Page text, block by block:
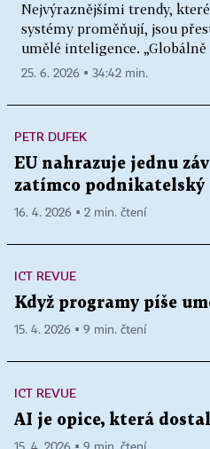
Nejvýraznějšími trendy, které
systémy proměňují, jsou
umělé inteligence.
25. 6. 2026 ▪ 34:42 min.
PETR DUFEK
EU nahrazuje jednu
zatímco podnikatelský
16. 4. 2026 ▪ 2 min. čtení
ICT REVUE
Když programy píše
15. 4. 2026 ▪ 9 min. čtení
ICT REVUE
AI je opice, která